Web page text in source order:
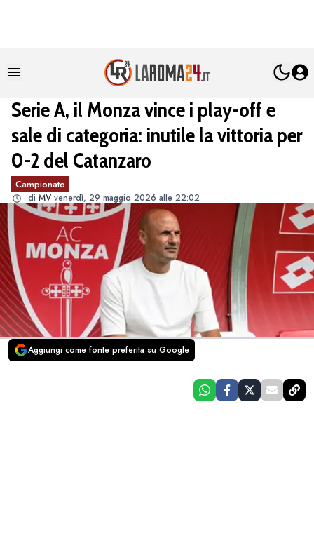
Serie A, il Monza vince i play-off e
sale di categoria: inutile la vittoria per
0-2 del Catanzaro
Campionato
di MV venerdì, 29 maggio 2026 alle 22:02
Aggiungi come fonte preferita su Google